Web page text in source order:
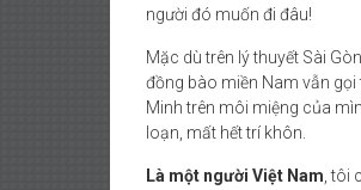
người đó muốn đi đâu!
Mặc dù trên lý thuyết Sài
đồng bào miền Nam vẫn
Minh trên môi miệng của
loạn, mất hết trí khôn.
Là một người Việt Nam , tôi